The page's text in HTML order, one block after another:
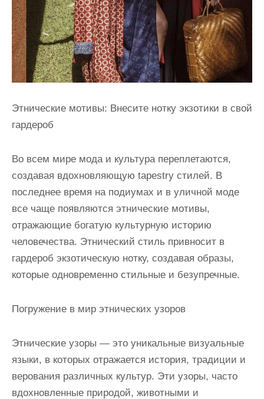
Этнические мотивы: Внесите нотку экзотики в свой
гардероб
Во всем мире мода и культура переплетаются,
создавая вдохновляющую tapestry стилей. В
последнее время на подиумах и в уличной моде
все чаще появляются этнические мотивы,
отражающие богатую культурную историю
человечества. Этнический стиль привносит в
гардероб экзотическую нотку, создавая образы,
которые одновременно стильные и безупречные.
Погружение в мир этнических узоров
Этнические узоры — это уникальные визуальные
языки, в которых отражается история, традиции и
верования различных культур. Эти узоры, часто
вдохновленные природой, животными и